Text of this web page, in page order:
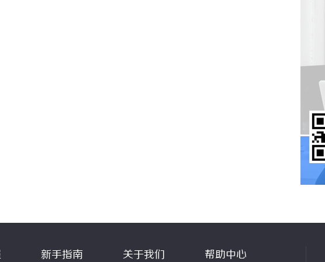
新手指南 关于我们 帮助中心